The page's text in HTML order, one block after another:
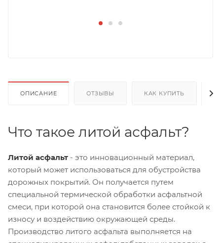
ОПИСАНИЕ ОТЗЫВЫ КАК КУПИТЬ
Что такое литой асфальт?
Литой асфальт - это инновационный материал,
который может использоваться для обустройства
дорожных покрытий. Он получается путем
специальной термической обработки асфальтной
смеси, при которой она становится более стойкой к
износу и воздействию окружающей среды.
Производство литого асфальта выполняется на